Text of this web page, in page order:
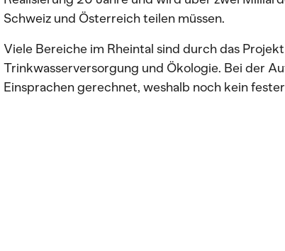
Schweiz und Österreich teilen müssen.
Viele Bereiche im Rheintal sind durch das
Trinkwasserversorgung und Ökologie. Bei der
Einsprachen gerechnet, weshalb noch kein